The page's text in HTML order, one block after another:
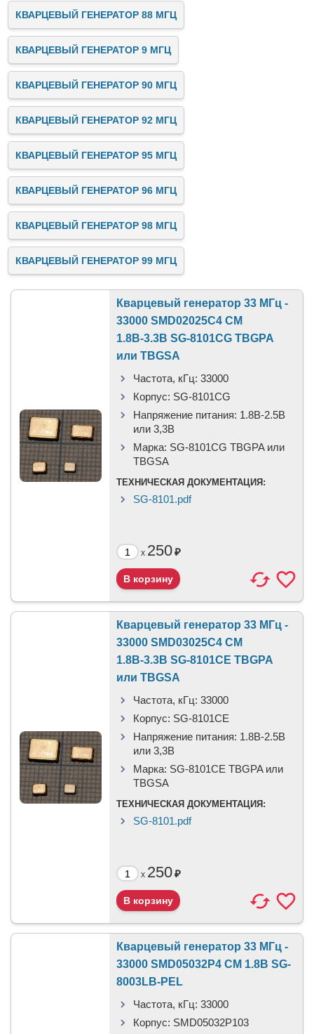
КВАРЦЕВЫЙ ГЕНЕРАТОР 88 МГЦ
КВАРЦЕВЫЙ ГЕНЕРАТОР 9 МГЦ
КВАРЦЕВЫЙ ГЕНЕРАТОР 90 МГЦ
КВАРЦЕВЫЙ ГЕНЕРАТОР 92 МГЦ
КВАРЦЕВЫЙ ГЕНЕРАТОР 95 МГЦ
КВАРЦЕВЫЙ ГЕНЕРАТОР 96 МГЦ
КВАРЦЕВЫЙ ГЕНЕРАТОР 98 МГЦ
КВАРЦЕВЫЙ ГЕНЕРАТОР 99 МГЦ
Кварцевый генератор 33 МГц -
33000 SMD02025C4 CM
1.8В-3.3В SG-8101CG TBGPA
или TBGSA
Частота, кГц: 33000
Корпус: SG-8101CG
Напряжение питания: 1.8В-2.5B
или 3,3B
Марка: SG-8101CG TBGPA или
TBGSA
ТЕХНИЧЕСКАЯ ДОКУМЕНТАЦИЯ:
SG-8101.pdf
x 250₽
Кварцевый генератор 33 МГц -
33000 SMD03025C4 CM
1.8В-3.3В SG-8101CE TBGPA
или TBGSA
Частота, кГц: 33000
Корпус: SG-8101CE
Напряжение питания: 1.8В-2.5B
или 3,3B
Марка: SG-8101CE TBGPA или
TBGSA
ТЕХНИЧЕСКАЯ ДОКУМЕНТАЦИЯ:
SG-8101.pdf
x 250₽
Кварцевый генератор 33 МГц -
33000 SMD05032P4 CM 1.8В SG-
8003LB-PEL
Частота, кГц: 33000
Корпус: SMD05032P103